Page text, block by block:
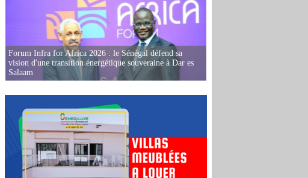
Forum Infra for Africa 2026 : le Sénégal défend sa
vision d'une transition énergétique souveraine à Dar es
Salaam